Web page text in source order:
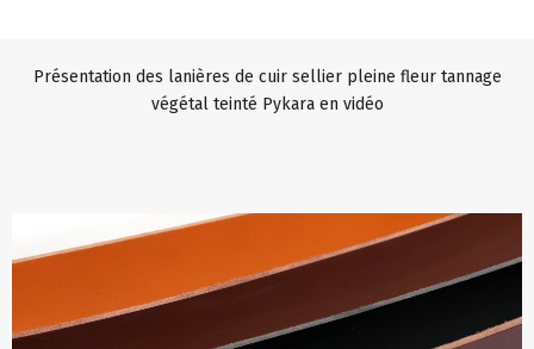
Présentation des lanières de cuir sellier pleine fleur tannage
végétal teinté Pykara en vidéo